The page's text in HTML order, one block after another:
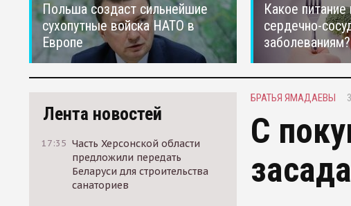
Польша создаст сильнейшие
сухопутные войска НАТО в
Европе
Какое питание
сердечно-
заболеваниям?
Лента новостей
17:35 Часть Херсонской области
предложили передать
Беларуси для строительства
санаториев
БРАТЬЯ ЯМАДАЕВЫ
С
засада